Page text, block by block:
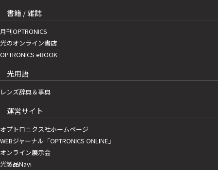
書籍 / 雑誌
月刊OPTRONICS
光のオンライン書店
OPTRONICS eBOOK
光用語
レンズ辞典＆事典
運営サイト
オプトロニクス社ホームページ
WEBジャーナル「OPTRONICS ONLINE」
オンライン展示会
光製品Navi